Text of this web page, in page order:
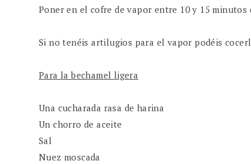
Poner en el cofre de vapor entre 10 y 15
Si no tenéis artilugios para el vapor podéis
Para la bechamel ligera
Una cucharada rasa de harina
Un chorro de aceite
Sal
Nuez moscada